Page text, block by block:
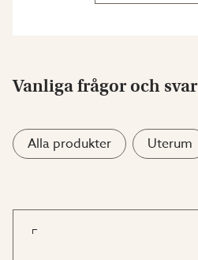
Vanliga frågor och svar
Alla produkter Uterum